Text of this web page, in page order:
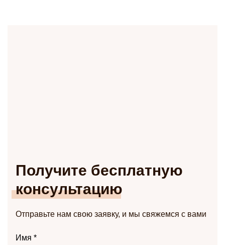
Получите бесплатную
консультацию
Отправьте нам свою заявку, и мы свяжемся с вами